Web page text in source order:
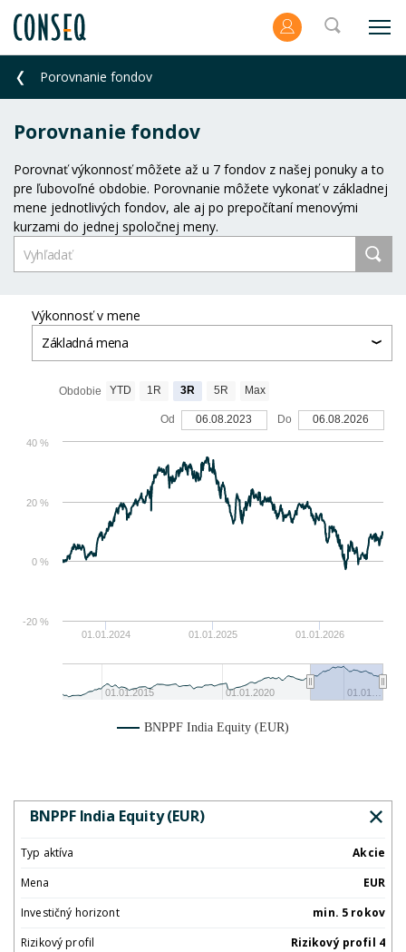
Porovnanie fondov
Porovnanie fondov
Porovnať výkonnosť môžete až u 7 fondov z našej ponuky a to
pre ľubovoľné obdobie. Porovnanie môžete vykonať v základnej
mene jednotlivých fondov, ale aj po prepočítaní menovými
kurzami do jednej spoločnej meny.
Výkonnosť v mene
Základná mena
01.01.2024 01.01.2025 01.01.2026
01.01.2015 01.01.2020 01.01…
0 %
20 %
40 %
-20 %
Obdobie YTD 1R 3R 5R Max
Od 06.08.2023 Do 06.08.2026
BNPPF India Equity (EUR)
BNPPF India Equity (EUR)
Typ aktíva
Akcie
Mena
EUR
Investičný horizont
min. 5 rokov
Rizikový profil
Rizikový profil 4